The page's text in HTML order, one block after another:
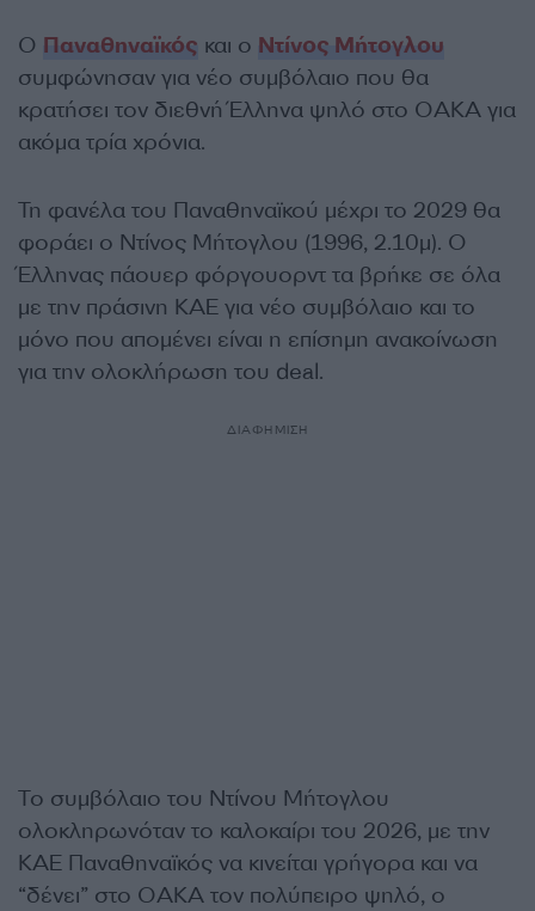
Ο Παναθηναϊκός και ο Ντίνος Μήτογλου
συμφώνησαν για νέο συμβόλαιο που θα
κρατήσει τον διεθνή Έλληνα ψηλό στο ΟΑΚΑ για
ακόμα τρία χρόνια.
Τη φανέλα του Παναθηναϊκού μέχρι το 2029 θα
φοράει ο Ντίνος Μήτογλου (1996, 2.10μ). Ο
Έλληνας πάουερ φόργουορντ τα βρήκε σε όλα
με την πράσινη ΚΑΕ για νέο συμβόλαιο και το
μόνο που απομένει είναι η επίσημη ανακοίνωση
για την ολοκλήρωση του deal.
ΔΙΑΦΗΜΙΣΗ
Το συμβόλαιο του Ντίνου Μήτογλου
ολοκληρωνόταν το καλοκαίρι του 2026, με την
ΚΑΕ Παναθηναϊκός να κινείται γρήγορα και να
“δένει” στο ΟΑΚΑ τον πολύπειρο ψηλό, ο